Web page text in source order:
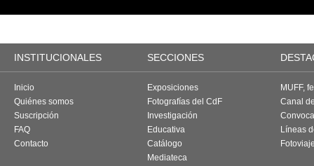
INSTITUCIONALES SECCIONES
Inicio
Quiénes somos
Suscripción
FAQ
Contacto
Exposiciones
Fotografías del CdF
Investigación
Educativa
Catálogo
Mediateca
MUFF,
Canal
Líneas